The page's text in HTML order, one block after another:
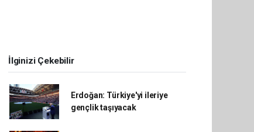
İlginizi Çekebilir
Erdoğan: Türkiye'yi ileriye
gençlik taşıyacak